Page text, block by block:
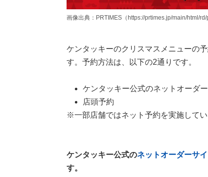
画像出典：PRTIMES（https://prtimes.jp/main/html/
ケンタッキーのクリスマスメニューの
す。予約方法は、以下の2通りです。
ケンタッキー公式のネットオーダ
店頭予約
※一部店舗ではネット予約を実施して
ケンタッキー公式のネットオーダーサイ
す。